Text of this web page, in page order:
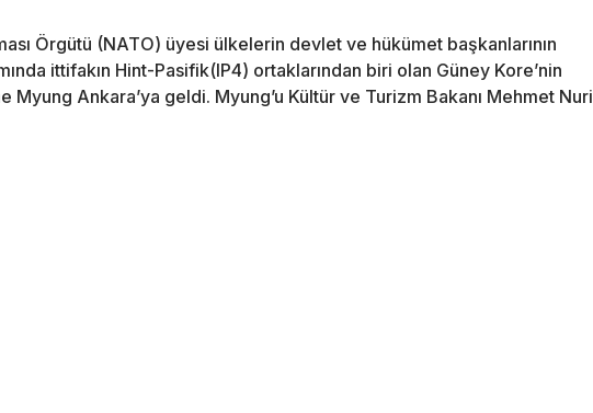
Örgütü (NATO) üyesi ülkelerin devlet ve hükümet başkanlarının
ittifakın Hint-Pasifik(IP4) ortaklarından biri olan Güney Kore’nin
Myung Ankara’ya geldi. Myung’u Kültür ve Turizm Bakanı Mehmet Nuri